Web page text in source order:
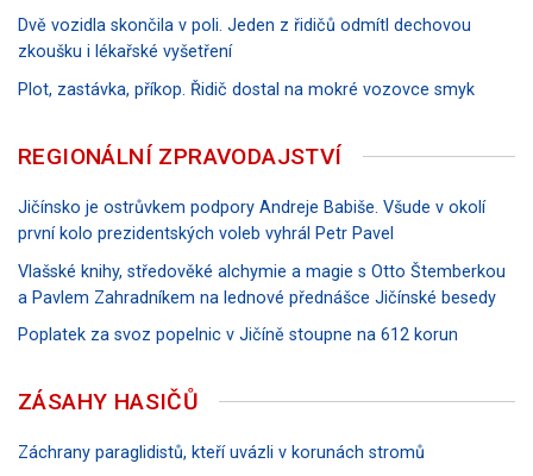
Dvě vozidla skončila v poli. Jeden z řidičů odmítl dechovou
zkoušku i lékařské vyšetření
Plot, zastávka, příkop. Řidič dostal na mokré vozovce smyk
REGIONÁLNÍ ZPRAVODAJSTVÍ
Jičínsko je ostrůvkem podpory Andreje Babiše. Všude v okolí
první kolo prezidentských voleb vyhrál Petr Pavel
Vlašské knihy, středověké alchymie a magie s Otto Štemberkou
a Pavlem Zahradníkem na lednové přednášce Jičínské besedy
Poplatek za svoz popelnic v Jičíně stoupne na 612 korun
ZÁSAHY HASIČŮ
Záchrany paraglidistů, kteří uvázli v korunách stromů